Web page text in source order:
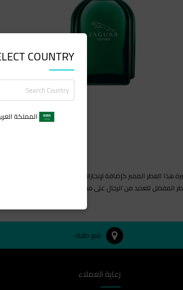
هذا العطر المميز كإضافة لإنجازاتها ومنتجاتها المميزة،
تتبع طلبك
رعاية العملاء
COUNTRY
المملكة